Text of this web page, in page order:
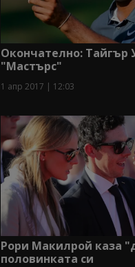
Окончателно: Тайгър
"Мастърс"
1 апр 2017 | 12:03
Рори Макилрой каза
половинката си